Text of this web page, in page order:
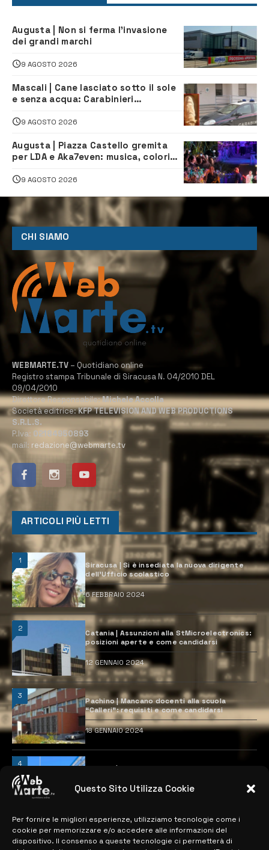
Questo Sito Utilizza Cookie
Per fornire le migliori esperienze, utilizziamo tecnologie come i
cookie per memorizzare e/o accedere alle informazioni del
dispositivo. Il consenso a queste tecnologie ci permetterà di
Augusta | Non si ferma l’invasione
dei grandi marchi
9 AGOSTO 2026
Mascali | Cane lasciato sotto il sole
e senza acqua: Carabinieri
9 AGOSTO 2026
Augusta | Piazza Castello gremita
per LDA e Aka7even: musica, colori
9 AGOSTO 2026
CHI SIAMO
WEBMARTE.TV – Quotidiano online
Registro stampa Tribunale di Siracusa N. 04/2010 DEL
09/04/2010
Direttore Responsabile:Michele Accolla
Società editrice:KFP TELEVISION AND WEB PRODUCTIONS
S.R.L.S.
P.Iva: 02184950893
mail: redazione@webmarte.tv
ARTICOLI PIÙ LETTI
1
Siracusa | Si è insediata la nuova dirigente
dell’Ufficio scolastico
6 FEBBRAIO 2024
2
Catania | Assunzioni alla StMicroelectronics:
posizioni aperte e come candidarsi
12 GENNAIO 2024
3
Pachino | Mancano docenti alla scuola
“Calleri”: requisiti e come candidarsi
18 GENNAIO 2024
4
Catania | Opportunità di lavoro con St
previste
MAPPA DEL SITO